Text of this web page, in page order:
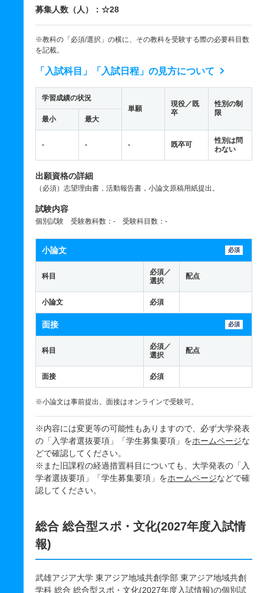
募集人数（人）：☆28
※教科の「必須/選択」の横に、その教科を受験する際の必要科目数
を記載。
「入試科目」「入試日程」の見方について
学習成績の状況
単願
現役／既
卒
性別の制
限
最小 最大
- - - 既卒可
性別は問
わない
出願資格の詳細
（必須）志望理由書，活動報告書，小論文原稿用紙提出。
試験内容
個別試験 受験教科数：- 受験科目数：-
小論文 必須
科目
必須／
選択
配点
小論文 必須
面接 必須
科目
必須／
選択
配点
面接 必須
※小論文は事前提出。面接はオンラインで受験可。
※内容には変更等の可能性もありますので、必ず大学発表
の「入学者選抜要項」「学生募集要項」をホームページな
どで確認してください。
※また旧課程の経過措置科目についても、大学発表の「入
学者選抜要項」「学生募集要項」をホームページなどで確
認してください。
総合 総合型スポ・文化(2027年度入試情
報)
武雄アジア大学 東アジア地域共創学部 東アジア地域共創
学科 総合 総合型スポ・文化(2027年度入試情報)の個別試